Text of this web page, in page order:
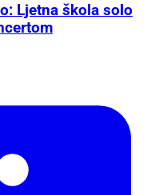
Ljetna škola solo